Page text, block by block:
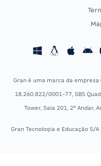
Concursos Fiscais
Concursos Saúde
Residência Multiprofissional
Gran é uma marca da empresa
18.260.822/0001-77, SBS
Tower, Sala 201, 2º Andar,
Gran Tecnologia e Educação S/